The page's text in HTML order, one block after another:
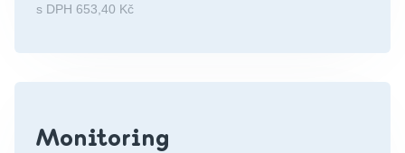
s DPH 653,40 Kč
Monitoring